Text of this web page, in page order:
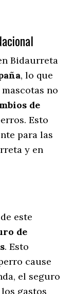
Bidaurreta
, lo que
no
de
. Esto
para las
y en
de este
de
. Esto
cause
el seguro
gastos